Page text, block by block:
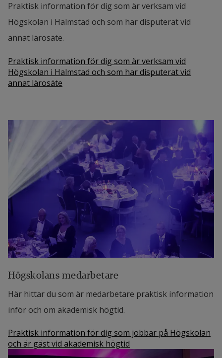
Praktisk information för dig som är verksam vid
Högskolan i Halmstad och som har disputerat vid
annat lärosäte.
Praktisk information för dig som är verksam vid
Högskolan i Halmstad och som har disputerat vid
annat lärosäte
Högskolans medarbetare
Här hittar du som är medarbetare praktisk information
inför och om akademisk högtid.
Praktisk information för dig som jobbar på Högskolan
och är gäst vid akademisk högtid